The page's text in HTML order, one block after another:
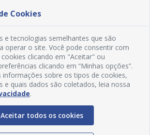
Cookies
e tecnologias semelhantes que são
operar o site. Você pode consentir com
clicando em "Aceitar" ou
clicando em “Minhas opções”.
informações sobre os tipos de cookies,
e quais dados são coletados, leia nossa
.
Aceitar todos os cookies